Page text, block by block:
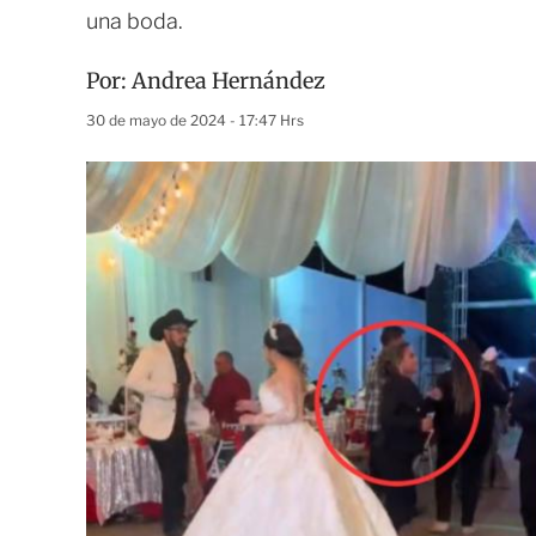
una boda.
Por:Andrea Hernández
30 de mayo de 2024 - 17:47 Hrs